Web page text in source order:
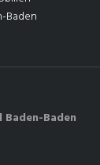
Baden